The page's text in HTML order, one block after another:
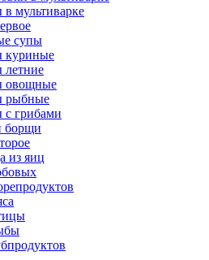
мультиварке
супы
куриные
овощные
рыбные
грибами
из яиц